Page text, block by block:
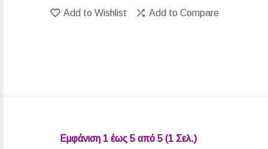
Add to Wishlist Add to Compare
Εμφάνιση 1 έως 5 από 5 (1 Σελ.)‎